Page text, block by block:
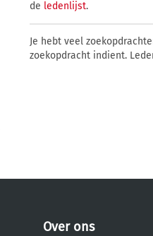
de ledenlijst.
Je hebt veel
zoekopdracht indient.
Over ons